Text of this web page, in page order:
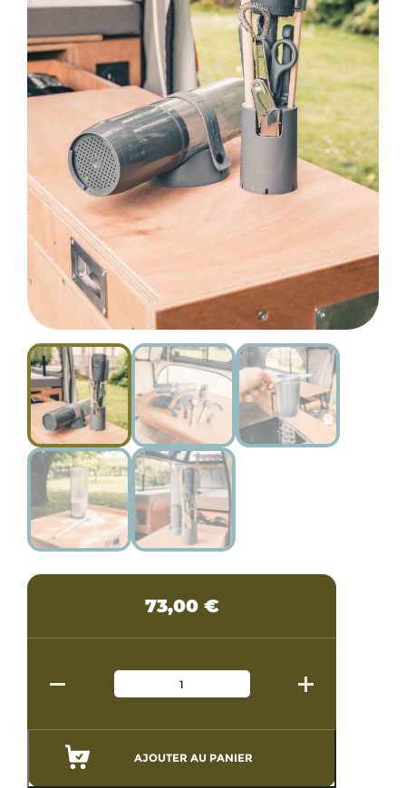
AJOUTER AU PANIER
73,00 €